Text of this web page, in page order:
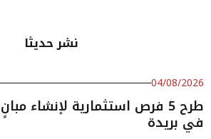
نشر حديثا
04/08/2026
طرح 5 فرص استثمارية لإنشاء
في بريدة